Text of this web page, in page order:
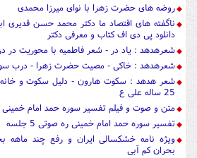
روضه های حضرت زهرا با نوای میرزا محمدی
ناگفته های اقتصاد ما دکتر محمد حسن قدیری
دانلود پی دی اف کتاب و معرفی دکتر
شعرهدهد : یاد در - شعر فاطمیه با محوریت در
شعرهدهد : خاکی - مصیت حضرت زهرا - درب
شعر هدهد : سکوت هارون - دلیل سکوت و
25 ساله علی ع
متن و صوت و فیلم تفسیر سوره حمد امام خمینی ره در
تفسیر سوره حمد امام خمینی ره صوتی 5 جلسه
ویژه نامه خشکسالی ایران و رفع چند ماهه
بحران کم آبی